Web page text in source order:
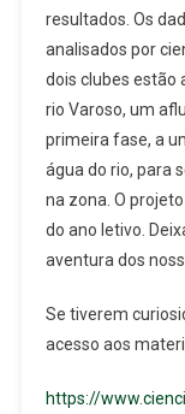
resultados. Os
analisados por
dois clubes estão
rio Varoso, um
primeira fase, a
água do rio, para
na zona. O
do ano letivo.
aventura dos
Se tiverem
acesso aos
https://